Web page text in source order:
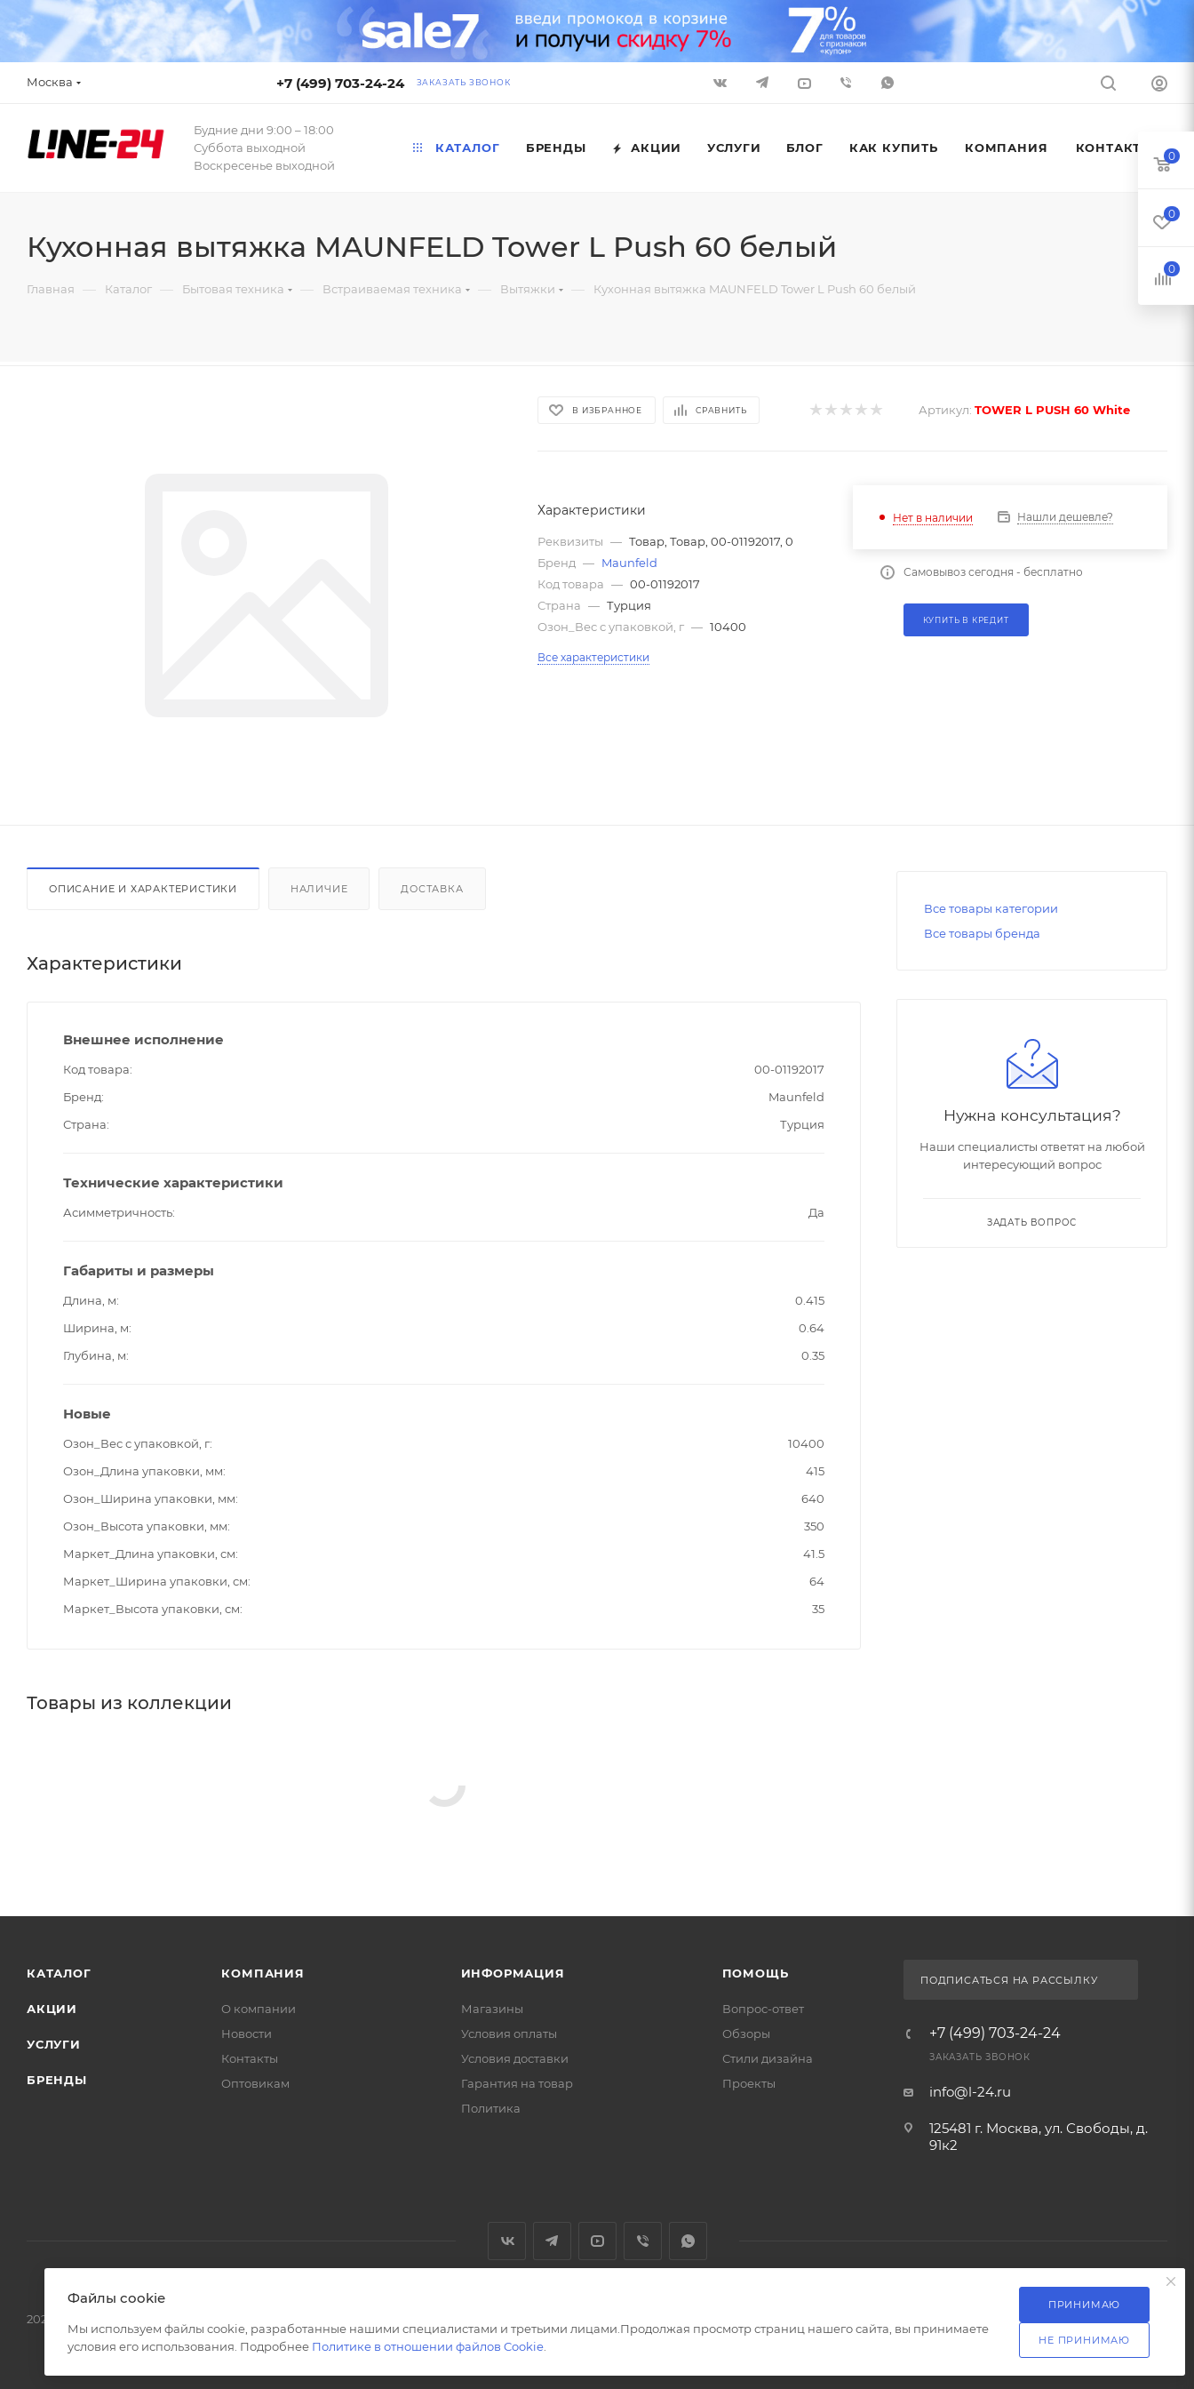
Москва +7 (499) 703-24-24 ЗАКАЗАТЬ ЗВОНОК
Будние дни 9:00 – 18:00
Суббота выходной
Воскресенье выходной
КАТАЛОГ БРЕНДЫ АКЦИИ УСЛУГИ БЛОГ КАК КУПИТЬ КОМПАНИЯ КОНТАКТЫ
Кухонная вытяжка MAUNFELD Tower L Push 60 белый
Главная — Каталог — Бытовая техника — Встраиваемая техника — Вытяжки — Кухонная вытяжка MAUNFELD Tower L Push 60 белый
В ИЗБРАННОЕ СРАВНИТЬ Артикул: TOWER L PUSH 60 White
Характеристики
Реквизиты — Товар, Товар, 00-01192017, 0
Бренд — Maunfeld
Код товара — 00-01192017
Страна — Турция
Озон_Вес с упаковкой, г — 10400
Все характеристики
Нет в наличии Нашли дешевле?
Самовывоз сегодня - бесплатно
КУПИТЬ В КРЕДИТ
ОПИСАНИЕ И ХАРАКТЕРИСТИКИ НАЛИЧИЕ ДОСТАВКА
Характеристики
Внешнее исполнение
Код товара
00-01192017
Бренд
Maunfeld
Страна
Турция
Технические характеристики
Асимметричность Да
Габариты и размеры
Длина, м
0.415
Ширина, м
0.64
Глубина, м
0.35
Новые
Озон_Вес с упаковкой, г
10400
Озон_Длина упаковки, мм
415
Озон_Ширина упаковки, мм
640
Озон_Высота упаковки, мм
350
Маркет_Длина упаковки, см
41.5
Маркет_Ширина упаковки, см
64
Маркет_Высота упаковки, см
35
Товары из коллекции
Все товары категории
Все товары бренда
Нужна консультация?
Наши специалисты ответят на любой
интересующий вопрос
ЗАДАТЬ ВОПРОС
КАТАЛОГ
АКЦИИ
УСЛУГИ
БРЕНДЫ
КОМПАНИЯ
О компании
Новости
Контакты
Оптовикам
ИНФОРМАЦИЯ
Магазины
Условия оплаты
Условия доставки
Гарантия на товар
Политика
ПОМОЩЬ
Вопрос-ответ
Обзоры
Стили дизайна
Проекты
ПОДПИСАТЬСЯ НА РАССЫЛКУ
+7 (499) 703-24-24
ЗАКАЗАТЬ ЗВОНОК
info@l-24.ru
125481 г. Москва, ул. Свободы, д.
91к2
2026 © Интернет магазин сантехники в Москве l-24.ru Разработка сайта
0
0
0
Файлы cookie
Мы используем файлы cookie, разработанные нашими специалистами и третьими лицами.Продолжая просмотр страниц нашего сайта, вы принимаете
условия его использования. Подробнее Политике в отношении файлов Cookie
ПРИНИМАЮ
НЕ ПРИНИМАЮ